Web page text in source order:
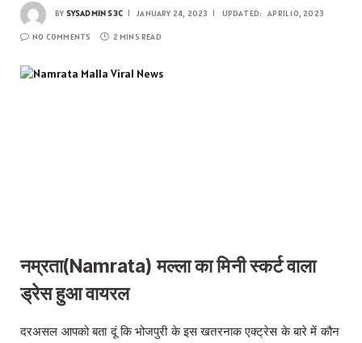
BY SYSADMIN S3C JANUARY 24, 2023 UPDATED: APRIL 10, 2023
NO COMMENTS 2 MINS READ
नम्रता(Namrata) मल्ला का मिनी स्कर्ट वाला
ड्रेस हुआ वायरल
दरअसल आपको बता दूं कि भोजपुरी के इस खतरनाक एक्ट्रेस के बारे में कौन